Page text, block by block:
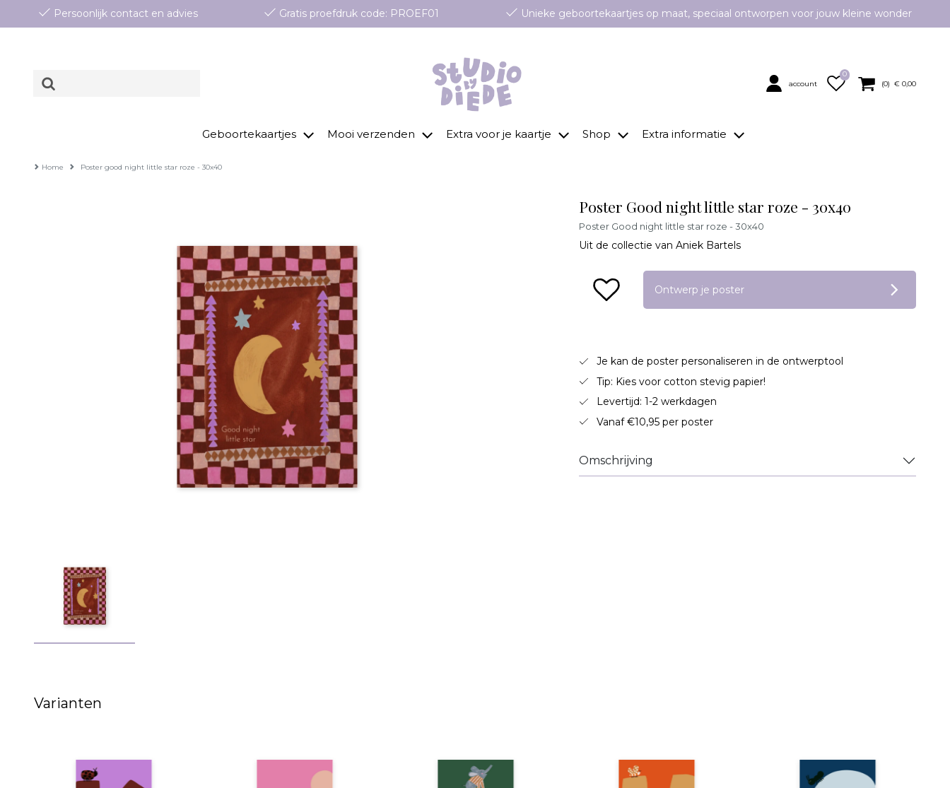
Persoonlijk contact en advies Gratis proefdruk code: PROEF01 Unieke geboortekaartjes op maat, speciaal ontworpen voor jouw kleine wonder
account
0
(0) € 0,00
Geboortekaartjes Mooi verzenden Extra voor je kaartje Shop Extra informatie
Home Poster good night little star roze - 30x40
Poster Good night little star roze - 30x40
Poster Good night little star roze - 30x40
Uit de collectie van Aniek Bartels
Ontwerp je poster
Je kan de poster personaliseren in de ontwerptool
Tip: Kies voor cotton stevig papier!
Levertijd: 1-2 werkdagen
Vanaf €10,95 per poster
Omschrijving
Varianten